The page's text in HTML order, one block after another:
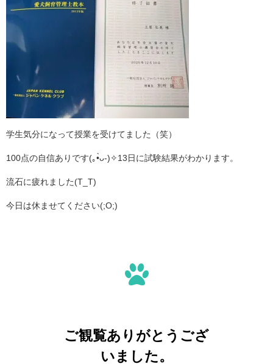
学生気分になって授業を受けてました（笑）
100点の自信ありです(｡•̀ᴗ-)✧13日に試験結果がわかります。
流石に疲れました(T_T)
今日は休ませてください(;O;)
ご観覧ありがとうござ
いました。